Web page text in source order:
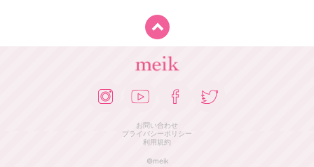
お問い合わせ
プライバシーポリシー
利用規約
©meik